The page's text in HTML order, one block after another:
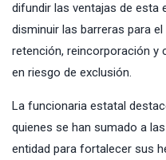
difundir las ventajas de esta
disminuir las barreras para
retención, reincorporación y
en riesgo de exclusión.
La funcionaria estatal
quienes se han sumado a
entidad para fortalecer sus